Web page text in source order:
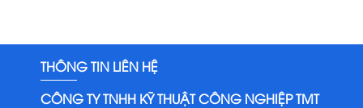
THÔNG TIN LIÊN HỆ
CÔNG TY TNHH KỸ THUẬT CÔNG NGHIỆP TMT